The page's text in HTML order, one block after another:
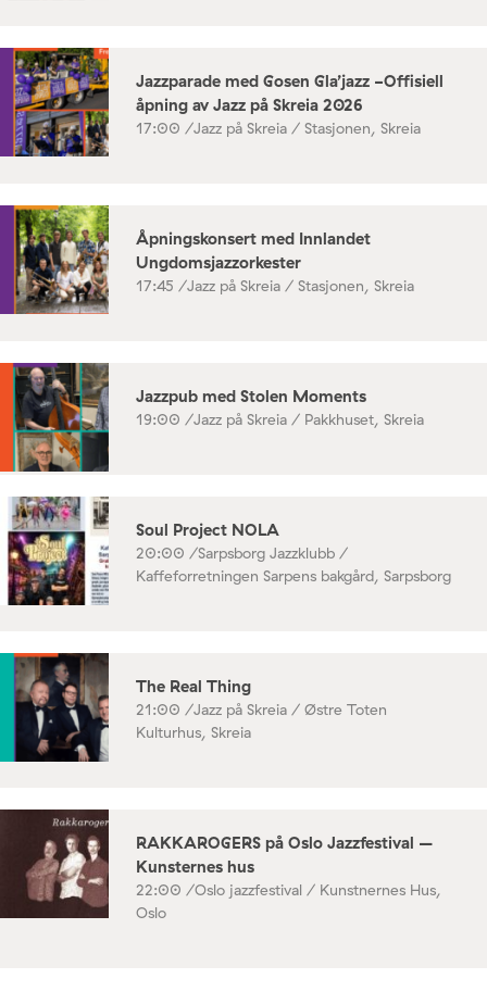
Jazzparade med Gosen Gla’jazz -Offisiell
åpning av Jazz på Skreia 2026
17:00 /Jazz på Skreia / Stasjonen, Skreia
Åpningskonsert med Innlandet
Ungdomsjazzorkester
17:45 /Jazz på Skreia / Stasjonen, Skreia
Jazzpub med Stolen Moments
19:00 /Jazz på Skreia / Pakkhuset, Skreia
Soul Project NOLA
20:00 /Sarpsborg Jazzklubb /
Kaffeforretningen Sarpens bakgård, Sarpsborg
The Real Thing
21:00 /Jazz på Skreia / Østre Toten
Kulturhus, Skreia
RAKKAROGERS på Oslo Jazzfestival –
Kunsternes hus
22:00 /Oslo jazzfestival / Kunstnernes Hus,
Oslo